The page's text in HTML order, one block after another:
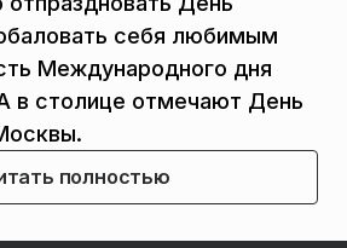
себя любимым
Международного дня
в столице отмечают День
полностью